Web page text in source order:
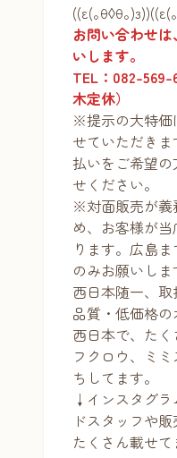
((ε(｡θ◊θ｡)з))((ε(
お問い合わせ
いします。
TEL：082-569-
木定休）
※提示の大特価
せていただき
払いをご希望
せください。
※対面販売が義
め、お客様が
ります。広島
のみお願いしま
西日本随一、
品質・低価格
西日本で、たく
フクロウ、ミ
ちしてます。
↓インスタグ
ドスタッフや
たくさん載せ